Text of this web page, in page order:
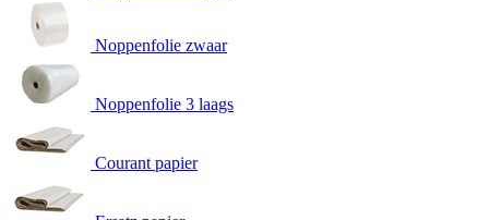
Noppenfolie zwaar
Noppenfolie 3 laags
Courant papier